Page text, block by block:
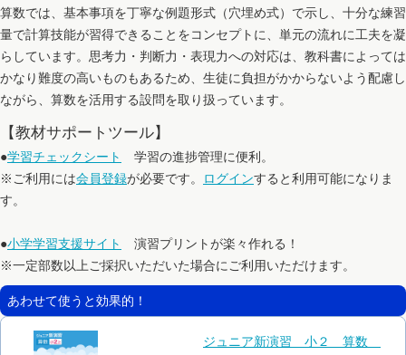
算数では、基本事項を丁寧な例題形式（穴埋め式）で示し、十分な練習
量で計算技能が習得できることをコンセプトに、単元の流れに工夫を凝
らしています。思考力・判断力・表現力への対応は、教科書によっては
かなり難度の高いものもあるため、生徒に負担がかからないよう配慮し
ながら、算数を活用する設問を取り扱っています。
【教材サポートツール】
●学習チェックシート
学習の進捗管理に便利。
※ご利用には会員登録が必要です。 ログインすると利用可能になりま
す。
●小学学習支援サイト
演習プリントが楽々作れる！
※一定部数以上ご採択いただいた場合にご利用いただけます。
あわせて使うと効果的！
ジュニア新演習 小２ 算数